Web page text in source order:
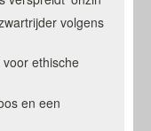
volgens
ethische
en een